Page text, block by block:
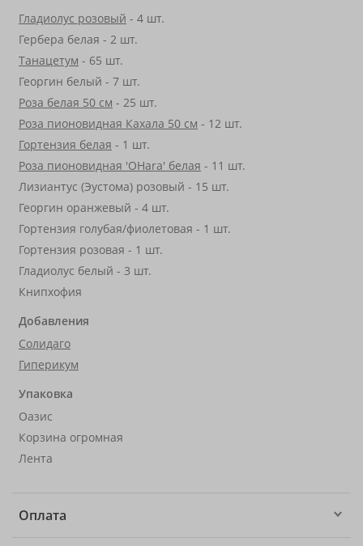
Гладиолус розовый - 4 шт.
Гербера белая - 2 шт.
Танацетум - 65 шт.
Георгин белый - 7 шт.
Роза белая 50 см - 25 шт.
Роза пионовидная Кахала 50 см - 12 шт.
Гортензия белая - 1 шт.
Роза пионовидная 'OHara' белая - 11 шт.
Лизиантус (Эустома) розовый - 15 шт.
Георгин оранжевый - 4 шт.
Гортензия голубая/фиолетовая - 1 шт.
Гортензия розовая - 1 шт.
Гладиолус белый - 3 шт.
Книпхофия
Добавления
Солидаго
Гиперикум
Упаковка
Оазис
Корзина огромная
Лента
Оплата